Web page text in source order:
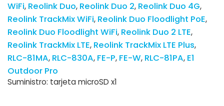
WiFi Reolink Duo Reolink Duo 2 Reolink Duo 4G
Reolink TrackMix WiFi Reolink Duo Floodlight PoE
Reolink Duo Floodlight WiFi Reolink Duo 2 LTE
Reolink TrackMix LTE Reolink TrackMix LTE Plus
RLC-81MA RLC-830A FE-P FE-W RLC-81PA E1
Outdoor Pro
Suministro: tarjeta microSD x1